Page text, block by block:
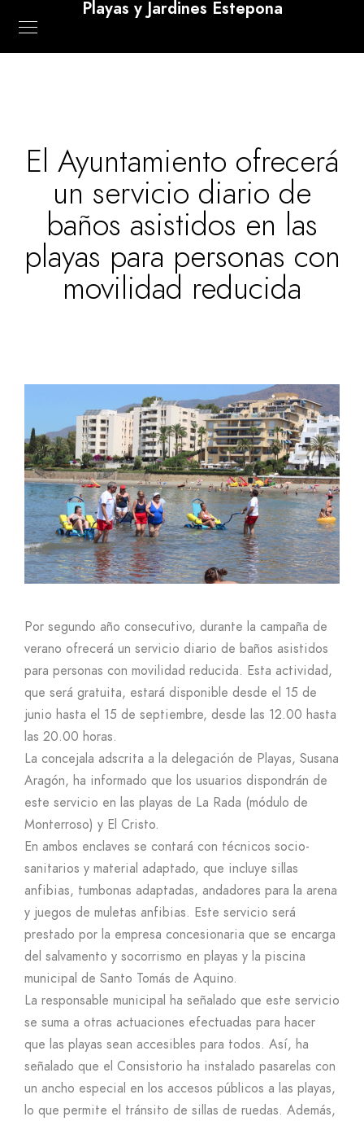
Playas y Jardines Estepona
El Ayuntamiento ofrecerá
un servicio diario de
baños asistidos en las
playas para personas con
movilidad reducida
Por segundo año consecutivo, durante la campaña de
verano ofrecerá un servicio diario de baños asistidos
para personas con movilidad reducida. Esta actividad,
que será gratuita, estará disponible desde el 15 de
junio hasta el 15 de septiembre, desde las 12.00 hasta
las 20.00 horas.
La concejala adscrita a la delegación de Playas, Susana
Aragón, ha informado que los usuarios dispondrán de
este servicio en las playas de La Rada (módulo de
Monterroso) y El Cristo.
En ambos enclaves se contará con técnicos socio-
sanitarios y material adaptado, que incluye sillas
anfibias, tumbonas adaptadas, andadores para la arena
y juegos de muletas anfibias. Este servicio será
prestado por la empresa concesionaria que se encarga
del salvamento y socorrismo en playas y la piscina
municipal de Santo Tomás de Aquino.
La responsable municipal ha señalado que este servicio
se suma a otras actuaciones efectuadas para hacer
que las playas sean accesibles para todos. Así, ha
señalado que el Consistorio ha instalado pasarelas con
un ancho especial en los accesos públicos a las playas,
lo que permite el tránsito de sillas de ruedas. Además,